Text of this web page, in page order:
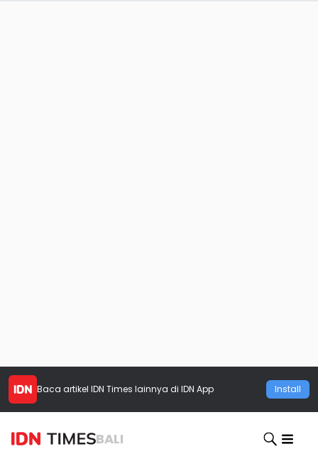
Baca artikel IDN Times lainnya di IDN App Install
BALI